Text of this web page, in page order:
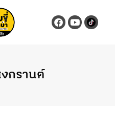
กรานต์